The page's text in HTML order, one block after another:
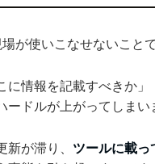
が使いこなせないことで
に情報を記載すべきか
ドルが上がってしまい
が滞り、 ツールに載っ